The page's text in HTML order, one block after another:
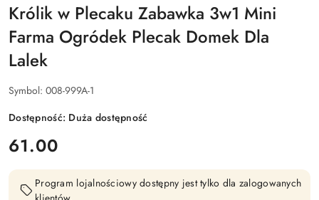
Królik w Plecaku Zabawka 3w1 Mini
Farma Ogródek Plecak Domek Dla
Lalek
Symbol: 008-999A-1
Dostępność: Duża dostępność
cena:
61.00
Program lojalnościowy dostępny jest tylko dla zalogowanych